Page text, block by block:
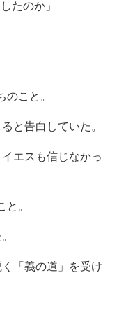
たのか」
のこと。
と告白していた。
エスも信じなかっ
と。
「義の道」を受け